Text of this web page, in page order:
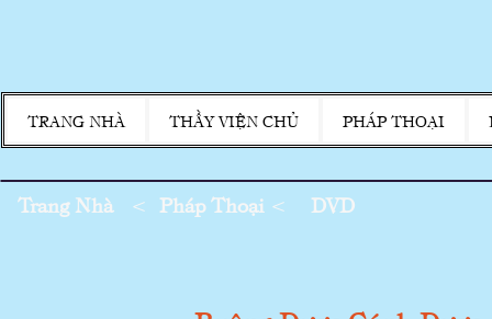
TRANG NHÀ THẦY VIỆN CHỦ PHÁP THOẠI
Trang Nhà < Pháp Thoại < DVD